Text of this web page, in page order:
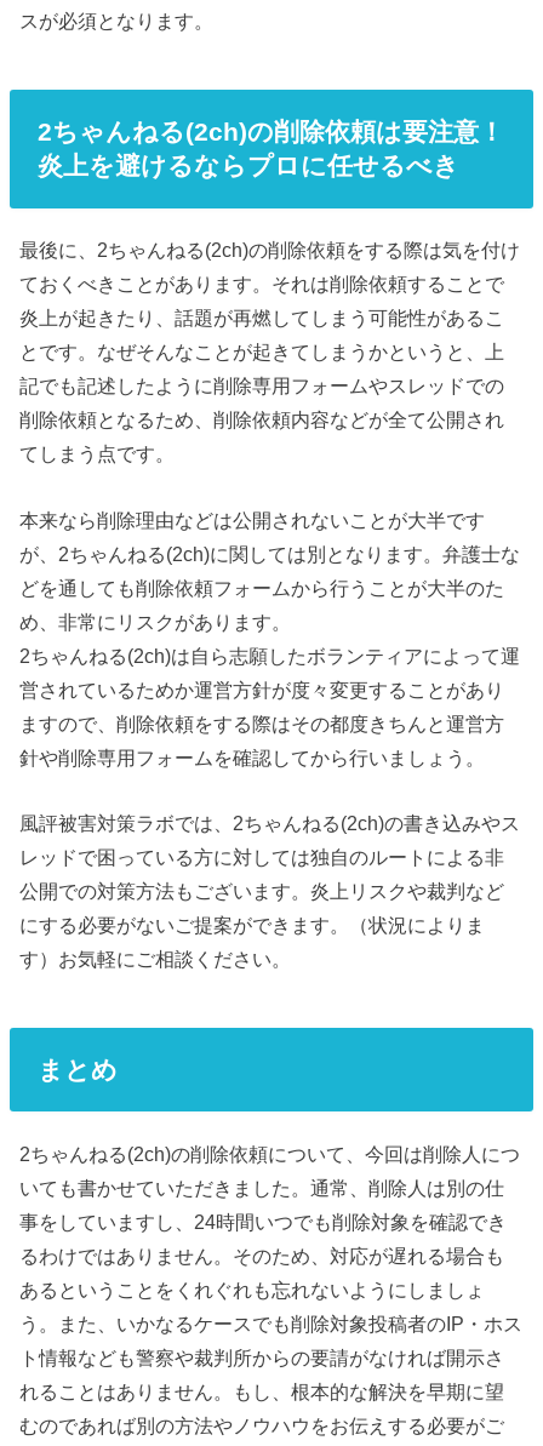
スが必須となります。
2ちゃんねる(2ch)の削除依頼は要注意！
炎上を避けるならプロに任せるべき
最後に、2ちゃんねる(2ch)の削除依頼をする際は気を付け
ておくべきことがあります。それは削除依頼することで
炎上が起きたり、話題が再燃してしまう可能性があるこ
とです。なぜそんなことが起きてしまうかというと、上
記でも記述したように削除専用フォームやスレッドでの
削除依頼となるため、削除依頼内容などが全て公開され
てしまう点です。
本来なら削除理由などは公開されないことが大半です
が、2ちゃんねる(2ch)に関しては別となります。弁護士な
どを通しても削除依頼フォームから行うことが大半のた
め、非常にリスクがあります。
2ちゃんねる(2ch)は自ら志願したボランティアによって運
営されているためか運営方針が度々変更することがあり
ますので、削除依頼をする際はその都度きちんと運営方
針や削除専用フォームを確認してから行いましょう。
風評被害対策ラボでは、2ちゃんねる(2ch)の書き込みやス
レッドで困っている方に対しては独自のルートによる非
公開での対策方法もございます。炎上リスクや裁判など
にする必要がないご提案ができます。（状況によりま
す）お気軽にご相談ください。
まとめ
2ちゃんねる(2ch)の削除依頼について、今回は削除人につ
いても書かせていただきました。通常、削除人は別の仕
事をしていますし、24時間いつでも削除対象を確認でき
るわけではありません。そのため、対応が遅れる場合も
あるということをくれぐれも忘れないようにしましょ
う。また、いかなるケースでも削除対象投稿者のIP・ホス
ト情報なども警察や裁判所からの要請がなければ開示さ
れることはありません。もし、根本的な解決を早期に望
むのであれば別の方法やノウハウをお伝えする必要がご